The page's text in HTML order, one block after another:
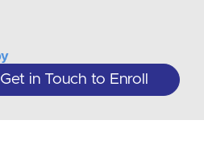
Get in Touch to Enroll